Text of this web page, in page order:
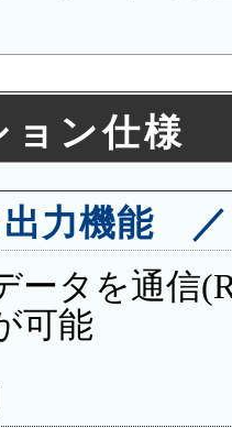
ョン仕様
出力機能
ータを通信
可能